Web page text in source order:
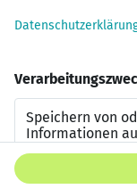
Impressum